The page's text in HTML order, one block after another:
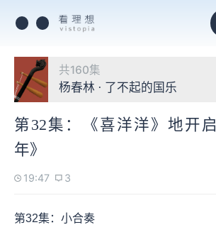
共160集
杨春林 · 了不起的国乐
第32集：《喜洋洋》地开
年》
19:47 3
第32集：小合奏